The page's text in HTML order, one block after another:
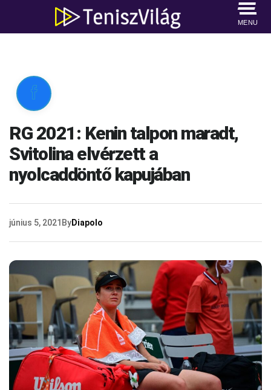
MENU

RG 2021: Kenin talpon maradt,
Svitolina elvérzett a
nyolcaddöntő kapujában
június 5, 2021 ByDiapolo